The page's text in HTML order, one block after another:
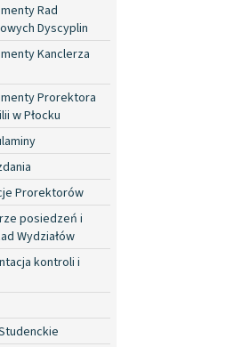
Rad
Dyscyplin
Kanclerza
Prorektora
w Płocku
Prorektorów
posiedzeń i
Wydziałów
kontroli i